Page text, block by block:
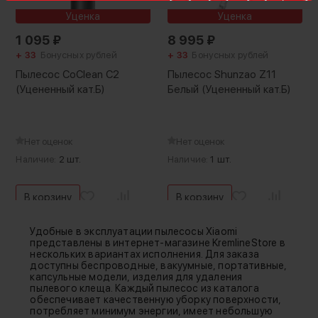
Уценка
1 095 ₽
+ 33 Бонусных рублей
Пылесос CoClean C2
(Уцененный кат.Б)
Нет оценок
Наличие: 2 шт.
В корзину
Уценка
8 995 ₽
+ 33 Бонусных рублей
Пылесос Shunzao Z11
Белый (Уцененный кат.Б)
Нет оценок
Наличие: 1 шт.
В корзину
Удобные в эксплуатации пылесосы Xiaomi
представлены в интернет-магазине KremlineStore в
нескольких вариантах исполнения. Для заказа
доступны беспроводные, вакуумные, портативные,
капсульные модели, изделия для удаления
пылевого клеща. Каждый пылесос из каталога
обеспечивает качественную уборку поверхности,
потребляет минимум энергии, имеет небольшую